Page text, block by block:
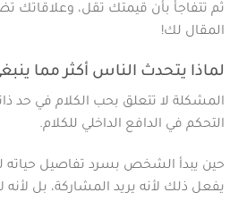
ثم تتفاجأ بأن قيمتك تقل، وعلاقاتك
المقال لك!
لماذا يتحدث الناس أكثر مما
المشكلة لا تتعلق بحب الكلام في حد
التحكم في الدافع الداخلي للكلام.
حين يبدأ الشخص بسرد تفاصيل حياته
يفعل ذلك لأنه يريد المشاركة، بل